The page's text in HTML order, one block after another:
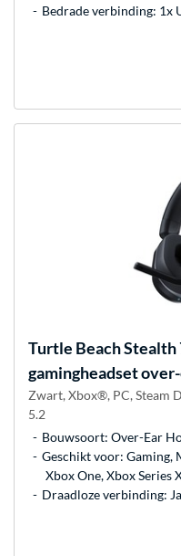
Bedrade verbinding: 1x
Turtle BeachStealth
gamingheadset
Zwart, Xbox®, PC, Steam
5.2
Bouwsoort: Over-Ear
Geschikt voor: Gaming,
Xbox One, Xbox Series
Draadloze verbinding: